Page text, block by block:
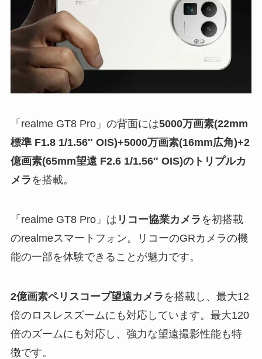
「realme GT8 Pro」の背面には5000万画素(22mm
標準 F1.8 1/1.56″ OIS)+5000万画素(16mm広角)+2
億画素(65mm望遠 F2.6 1/1.56″ OIS)のトリプルカ
メラ を搭載。
「realme GT8 Pro」は リコー協業カメラ を初搭載
のrealmeスマートフォン。リコーのGRカメラの機
能の一部を体験できることが魅力です。
2億画素ペリスコープ望遠カメラ を搭載し、最大12
倍のロスレスズームにも対応しています。最大120
倍のズームにも対応し、強力な望遠撮影性能も特
徴です。